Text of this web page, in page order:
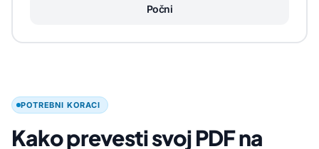
Počni
POTREBNI KORACI
Kako prevesti svoj PDF na